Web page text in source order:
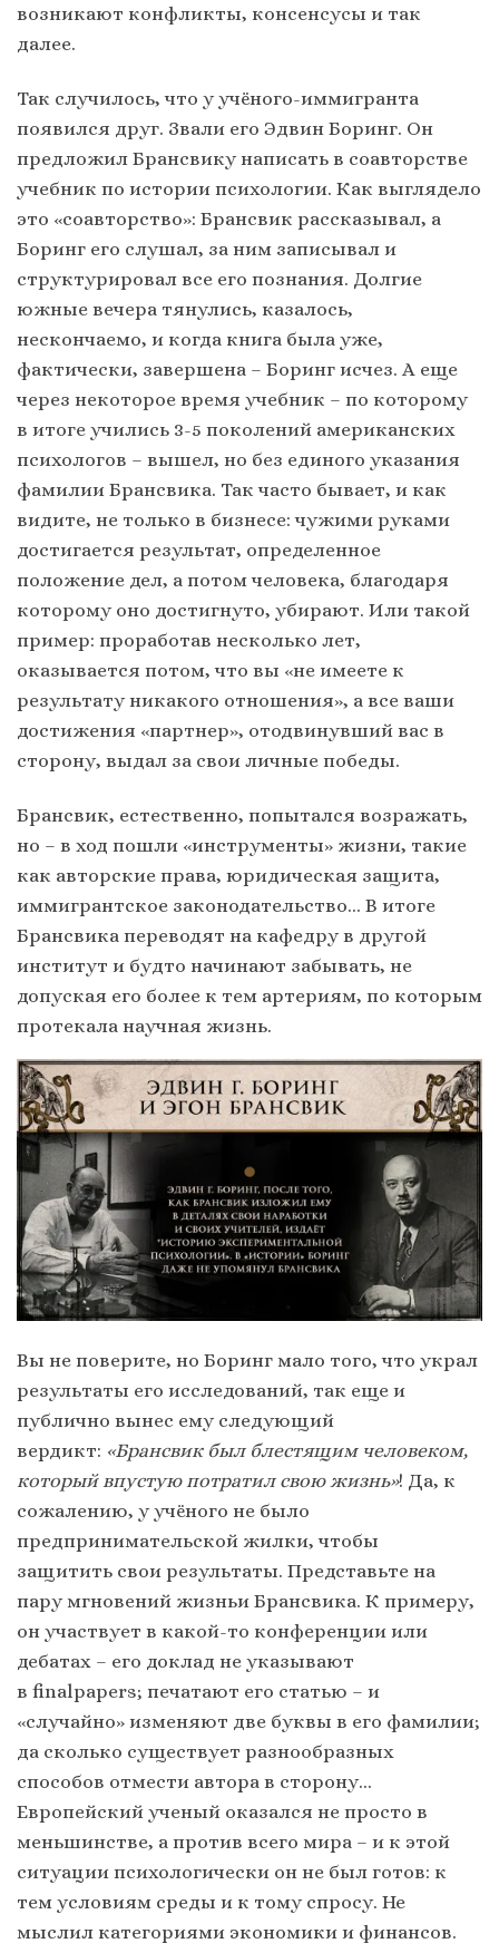
возникают конфликты, консенсусы и так
далее.
Так случилось, что у учёного-иммигранта
появился друг. Звали его Эдвин Боринг. Он
предложил Брансвику написать в соавторстве
учебник по истории психологии. Как выглядело
это «соавторство»: Брансвик рассказывал, а
Боринг его слушал, за ним записывал и
структурировал все его познания. Долгие
южные вечера тянулись, казалось,
нескончаемо, и когда книга была уже,
фактически, завершена – Боринг исчез. А еще
через некоторое время учебник – по которому
в итоге учились 3-5 поколений американских
психологов – вышел, но без единого указания
фамилии Брансвика. Так часто бывает, и как
видите, не только в бизнесе: чужими руками
достигается результат, определенное
положение дел, а потом человека, благодаря
которому оно достигнуто, убирают. Или такой
пример: проработав несколько лет,
оказывается потом, что вы «не имеете к
результату никакого отношения», а все ваши
достижения «партнер», отодвинувший вас в
сторону, выдал за свои личные победы.
Брансвик, естественно, попытался возражать,
но – в ход пошли «инструменты» жизни, такие
как авторские права, юридическая защита,
иммигрантское законодательство… В итоге
Брансвика переводят на кафедру в другой
институт и будто начинают забывать, не
допуская его более к тем артериям, по которым
протекала научная жизнь.
Вы не поверите, но Боринг мало того, что украл
результаты его исследований, так еще и
публично вынес ему следующий
вердикт: «Брансвик был блестящим человеком,
который впустую потратил свою жизнь»! Да, к
сожалению, у учёного не было
предпринимательской жилки, чтобы
защитить свои результаты. Представьте на
пару мгновений жизньи Брансвика. К примеру,
он участвует в какой-то конференции или
дебатах – его доклад не указывают
в finalpapers; печатают его статью – и
«случайно» изменяют две буквы в его фамилии;
да сколько существует разнообразных
способов отмести автора в сторону…
Европейский ученый оказался не просто в
меньшинстве, а против всего мира – и к этой
ситуации психологически он не был готов: к
тем условиям среды и к тому спросу. Не
мыслил категориями экономики и финансов.